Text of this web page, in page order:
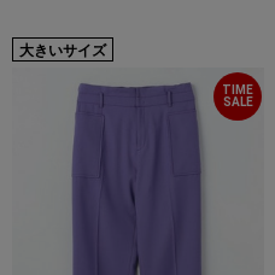
大きいサイズ
TIME
SALE